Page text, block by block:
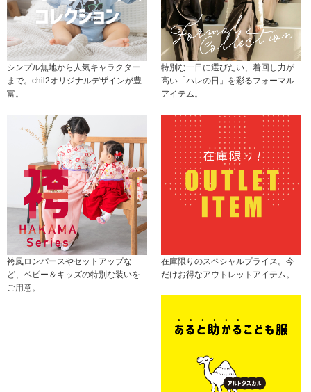
シンプル無地から人気キャラクター
まで。chil2オリジナルデザインが豊
富。
特別な一日に選びたい、着回し力が
高い「ハレの日」を彩るフォーマル
アイテム。
袴風ロンパースやセットアップな
ど、ベビー＆キッズの特別な装いを
ご用意。
在庫限りのスペシャルプライス。今
だけお得なアウトレットアイテム。